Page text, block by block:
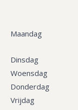
Maandag
Dinsdag
Woensdag
Donderdag
Vrijdag